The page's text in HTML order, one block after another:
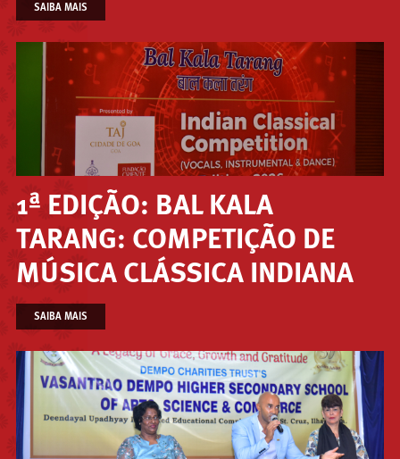
SAIBA MAIS
1ª EDIÇÃO: BAL KALA
TARANG: COMPETIÇÃO DE
MÚSICA CLÁSSICA INDIANA
SAIBA MAIS